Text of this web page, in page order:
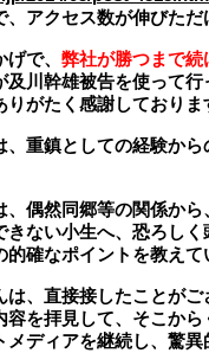
アクセス数が伸びただ
で、 弊社が勝つまで続
及川幹雄被告を使って
りがたく感謝しておりま
、重鎮としての経験か
、偶然同郷等の関係か
きない小生へ、恐ろし
確なポイントを教え
は、直接接したことが
容を拝見して、そこか
メディアを継続し、驚